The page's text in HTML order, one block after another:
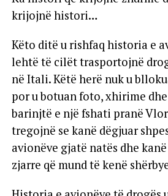
krijojnë histori…
Këto ditë u rishfaq historia e
lehtë të cilët trasportojnë
në Itali. Këtë herë nuk u
por u botuan foto, xhirime
barinjtë e një fshati pranë
tregojnë se kanë dëgjuar
avionëve gjatë natës dhe
zjarre që mund të kenë